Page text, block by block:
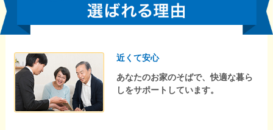
近くて安心
あなたのお家のそばで、快適な暮ら
しをサポートしています。